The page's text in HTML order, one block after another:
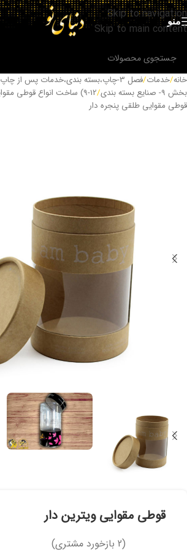
Skip to navigation
Skip to main content
منو
خانه/خدمات/فصل 3-چاپ،بسته بندی،خدمات پس از چاپ
بخش 9- صنایع بسته بندی
/9-12) ساخت انواع قوطی مقوایی با روکش چاپ دار
قوطی مقوایی طلقی پنجره دار
قوطی مقوایی ویترین دار
(
2 بازخورد مشتری)